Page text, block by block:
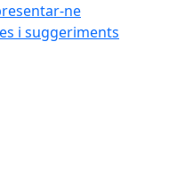
ne
i suggeriments